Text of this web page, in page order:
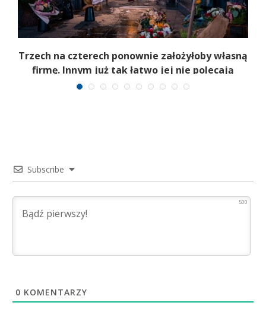
Trzech na czterech ponownie założyłoby własną
firmę. Innym już tak łatwo jej nie polecają
Subscribe
500
0 KOMENTARZY